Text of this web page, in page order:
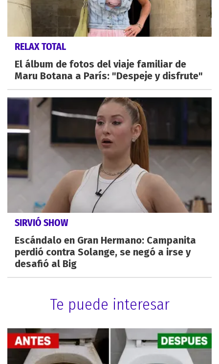
RELAX TOTAL
El álbum de fotos del viaje familiar de
Maru Botana a París: "Despeje y disfrute"
SIRVIÓ SHOW
Escándalo en Gran Hermano: Campanita
perdió contra Solange, se negó a irse y
desafió al Big
Te puede interesar